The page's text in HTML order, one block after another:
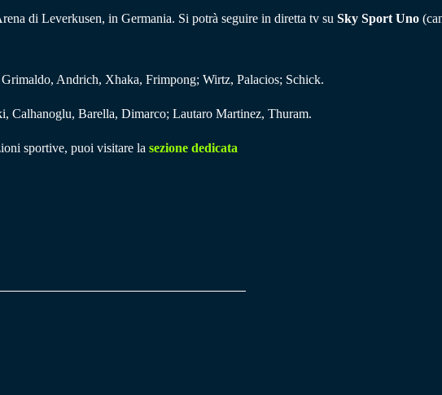
di Leverkusen, in Germania. Si potrà seguire in diretta tv su Sky Sport Uno
Andrich, Xhaka, Frimpong; Wirtz, Palacios; Schick.
Calhanoglu, Barella, Dimarco; Lautaro Martinez, Thuram.
sportive, puoi visitare la sezione dedicata